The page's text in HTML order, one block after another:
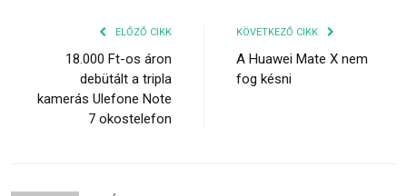
ELŐZŐ CIKK
18.000 Ft-os áron
debütált a tripla
kamerás Ulefone Note
7 okostelefon
KÖVETKEZŐ CIKK
A Huawei Mate X nem
fog késni